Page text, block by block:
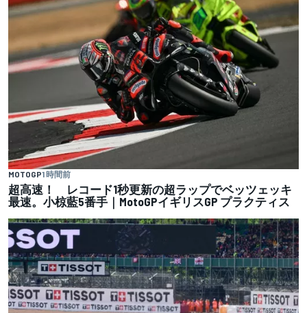
MOTOGP1 時間前
超高速！ レコード1秒更新の超ラップでベッツェッキ
最速。小椋藍5番手｜MotoGPイギリスGP プラクティス